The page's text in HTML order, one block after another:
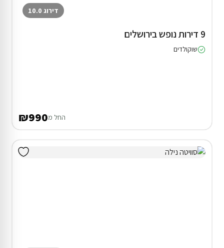
דירוג 10.0
9 דירות נופש בירושלים
שוקולדים
החל מ₪990